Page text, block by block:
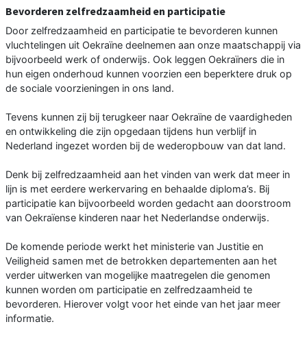
Bevorderen zelfredzaamheid en participatie
Door zelfredzaamheid en participatie te bevorderen kunnen
vluchtelingen uit Oekraïne deelnemen aan onze maatschappij via
bijvoorbeeld werk of onderwijs. Ook leggen Oekraïners die in
hun eigen onderhoud kunnen voorzien een beperktere druk op
de sociale voorzieningen in ons land.
Tevens kunnen zij bij terugkeer naar Oekraïne de vaardigheden
en ontwikkeling die zijn opgedaan tijdens hun verblijf in
Nederland ingezet worden bij de wederopbouw van dat land.
Denk bij zelfredzaamheid aan het vinden van werk dat meer in
lijn is met eerdere werkervaring en behaalde diploma’s. Bij
participatie kan bijvoorbeeld worden gedacht aan doorstroom
van Oekraïense kinderen naar het Nederlandse onderwijs.
De komende periode werkt het ministerie van Justitie en
Veiligheid samen met de betrokken departementen aan het
verder uitwerken van mogelijke maatregelen die genomen
kunnen worden om participatie en zelfredzaamheid te
bevorderen. Hierover volgt voor het einde van het jaar meer
informatie.